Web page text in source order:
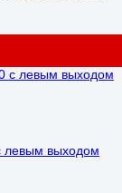
левым выходом